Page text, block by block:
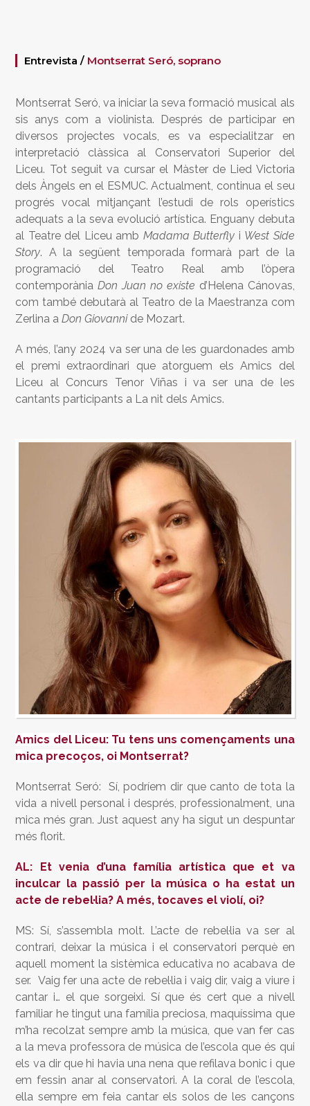
Entrevista / Montserrat Seró, soprano
Montserrat Seró, va iniciar la seva formació musical als
sis anys com a violinista. Després de participar en
diversos projectes vocals, es va especialitzar en
interpretació clàssica al Conservatori Superior del
Liceu. Tot seguit va cursar el Màster de Lied Victoria
dels Àngels en el ESMUC. Actualment, continua el seu
progrés vocal mitjançant l’estudi de rols operístics
adequats a la seva evolució artística. Enguany debuta
al Teatre del Liceu amb Madama Butterfly i West Side
Story. A la següent temporada formarà part de la
programació del Teatro Real amb l’òpera
contemporàniaDon Juan no existe d’Helena Cánovas,
com també debutarà al Teatro de la Maestranza com
Zerlina aDon Giovannide Mozart.
A més, l’any 2024 va ser una de les guardonades amb
el premi extraordinari que atorguem els Amics del
Liceu al Concurs Tenor Viñas i va ser una de les
cantants participants a La nit dels Amics.
Amics del Liceu: Tu tens uns començaments una
mica precoços, oi Montserrat?
Montserrat Seró: Sí, podríem dir que canto de tota la
vida a nivell personal i després, professionalment, una
mica més gran. Just aquest any ha sigut un despuntar
més florit.
AL: Et venia d’una família artística que et va
inculcar la passió per la música o ha estat un
acte de rebel·lia? A més, tocaves el violí, oi?
MS: Sí, s’assembla molt. L’acte de rebel·lia va ser al
contrari, deixar la música i el conservatori perquè en
aquell moment la sistèmica educativa no acabava de
ser. Vaig fer una acte de rebel·lia i vaig dir, vaig a viure i
cantar i… el que sorgeixi. Sí que és cert que a nivell
familiar he tingut una família preciosa, maquíssima que
m’ha recolzat sempre amb la música, que van fer cas
a la meva professora de música de l’escola que és qui
els va dir que hi havia una nena que refilava bonic i que
em fessin anar al conservatori. A la coral de l’escola,
ella sempre em feia cantar els solos de les cançons